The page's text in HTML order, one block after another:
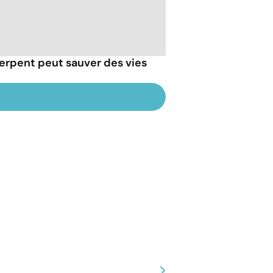
peut sauver des vies